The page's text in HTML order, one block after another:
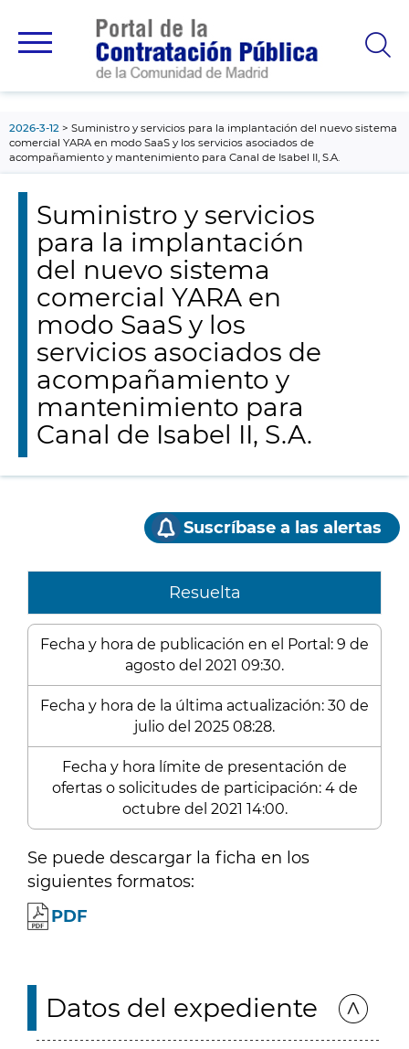
principal
2026-3-12
Suministro y servicios para la implantación del nuevo sistema
comercial YARA en modo SaaS y los servicios asociados de
acompañamiento y mantenimiento para Canal de Isabel II, S.A.
Suministro y servicios
para la implantación
del nuevo sistema
comercial YARA en
modo SaaS y los
servicios asociados de
acompañamiento y
mantenimiento para
Canal de Isabel II, S.A.
Suscríbase a las alertas
Resuelta
Fecha y hora de publicación en el Portal: 9 de
agosto del 2021 09:30.
Fecha y hora de la última actualización: 30 de
julio del 2025 08:28.
Fecha y hora límite de presentación de
ofertas o solicitudes de participación: 4 de
octubre del 2021 14:00.
Se puede descargar la ficha en los
siguientes formatos:
PDF
Datos del expediente